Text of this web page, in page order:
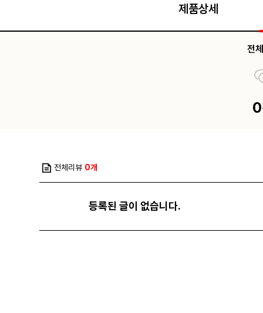
제품상세
전
전체리뷰 0개
등록된 글이 없습니다.